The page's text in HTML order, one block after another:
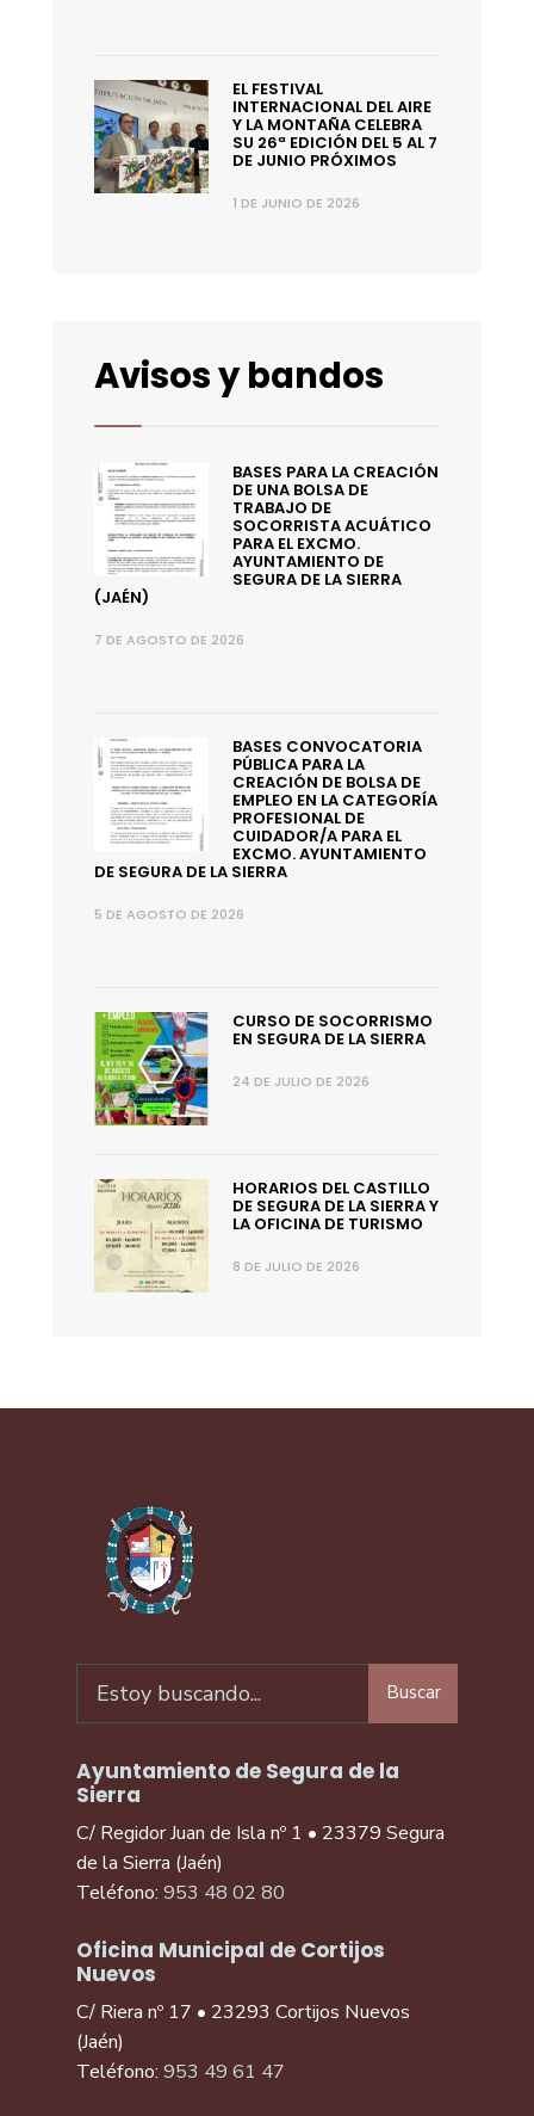
EL FESTIVAL
INTERNACIONAL DEL AIRE
Y LA MONTAÑA CELEBRA
SU 26ª EDICIÓN DEL 5 AL 7
DE JUNIO PRÓXIMOS
1 DE JUNIO DE 2026
Avisos y bandos
BASES PARA LA CREACIÓN
DE UNA BOLSA DE
TRABAJO DE
SOCORRISTA ACUÁTICO
PARA EL EXCMO.
AYUNTAMIENTO DE
SEGURA DE LA SIERRA
(JAÉN)
7 DE AGOSTO DE 2026
BASES CONVOCATORIA
PÚBLICA PARA LA
CREACIÓN DE BOLSA DE
EMPLEO EN LA CATEGORÍA
PROFESIONAL DE
CUIDADOR/A PARA EL
EXCMO. AYUNTAMIENTO
DE SEGURA DE LA SIERRA
5 DE AGOSTO DE 2026
CURSO DE SOCORRISMO
EN SEGURA DE LA SIERRA
24 DE JULIO DE 2026
HORARIOS DEL CASTILLO
DE SEGURA DE LA SIERRA Y
LA OFICINA DE TURISMO
8 DE JULIO DE 2026
Buscar
Ayuntamiento de Segura de la
Sierra
C/ Regidor Juan de Isla nº 1 • 23379 Segura
de la Sierra (Jaén)
Teléfono: 953 48 02 80
Oficina Municipal de Cortijos
Nuevos
C/ Riera nº 17 • 23293 Cortijos Nuevos
(Jaén)
Teléfono: 953 49 61 47